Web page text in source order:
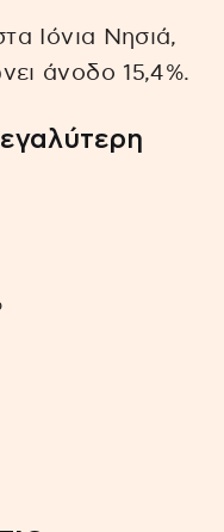
Ιόνια Νησιά,
άνοδο 15,4%.